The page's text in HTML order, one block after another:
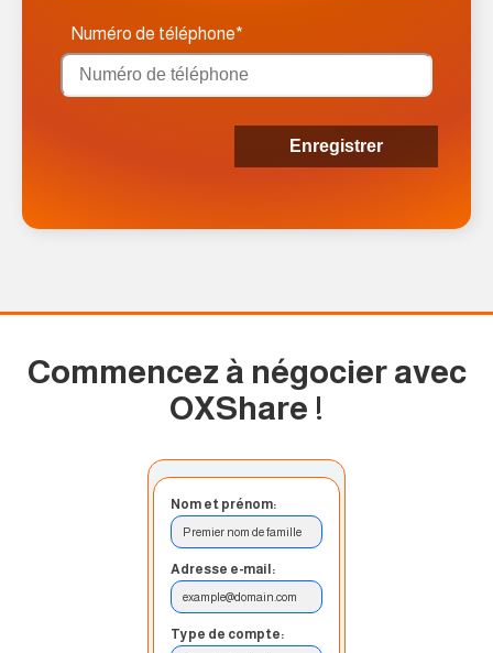
Numéro de téléphone*
Commencez à négocier avec
OXShare !
Nom et prénom:
Premier nom de famille
Adresse e-mail:
example@domain.com
Type de compte: